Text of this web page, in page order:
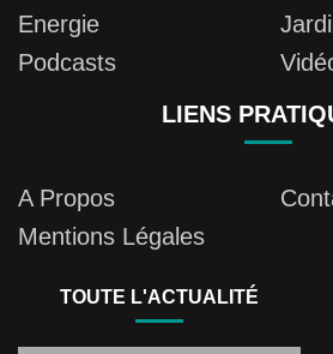
Energie
Podcasts
LIENS
A Propos
Mentions Légales
TOUTE L'ACTUALITÉ